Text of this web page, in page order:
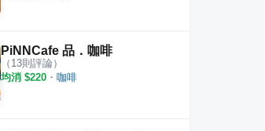
PiNNCafe 品．咖啡
（ 13則評論）
均消 $220 ・ 咖啡